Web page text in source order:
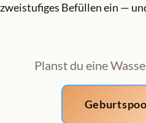
zweistufiges Befüllen ein —
Planst du eine